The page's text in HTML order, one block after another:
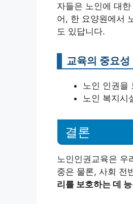
자들은 노인에 대
어, 한 요양원에서
도 있답니다.
교육의 중요성
노인 인권을
노인 복지시
결론
노인인권교육은 우
중은 물론, 사회 전
리를 보호하는 데